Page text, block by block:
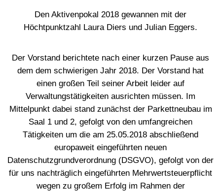
Den Aktivenpokal 2018 gewannen mit der
Höchtpunktzahl Laura Diers und Julian Eggers.
Der Vorstand berichtete nach einer kurzen Pause aus
dem dem schwierigen Jahr 2018. Der Vorstand hat
einen großen Teil seiner Arbeit leider auf
Verwaltungstätigkeiten ausrichten müssen. Im
Mittelpunkt dabei stand zunächst der Parkettneubau im
Saal 1 und 2, gefolgt von den umfangreichen
Tätigkeiten um die am 25.05.2018 abschließend
europaweit eingeführten neuen
Datenschutzgrundverordnung (DSGVO), gefolgt von der
für uns nachträglich eingeführten Mehrwertsteuerpflicht
wegen zu großem Erfolg im Rahmen der